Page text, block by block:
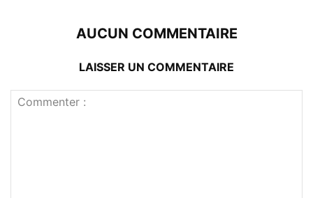
AUCUN COMMENTAIRE
LAISSER UN COMMENTAIRE